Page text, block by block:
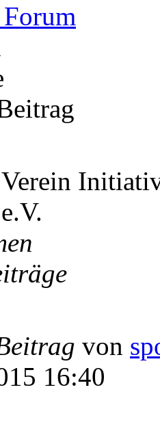
von
16:40